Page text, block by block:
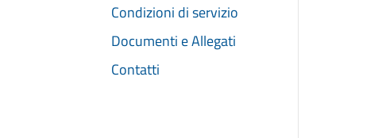
Condizioni di servizio
Documenti e Allegati
Contatti